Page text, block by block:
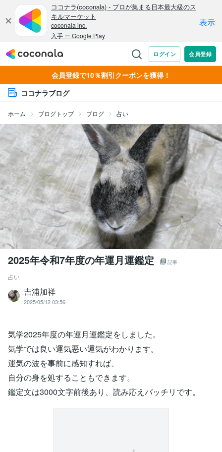
会員登録で10％割引クーポンを獲得！
ココナラブログ
ホーム ブログトップ ブログ 占い
2025年令和7年度の年運月運鑑定 記事
占い
吉浦加祥
2025/05/12 03:56
気学2025年度の年運月運鑑定をしました。
気学では良い運気悪い運気がわかります。
運気の波を事前に感知すれば、
自分の身を処することもできます。
鑑定文は3000文字前後あり、読み応えバッチリです。